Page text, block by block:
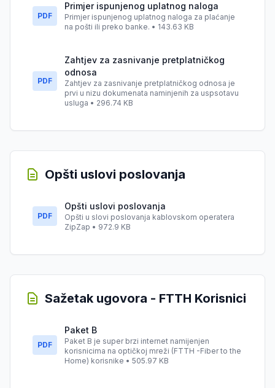
PDF
Primjer ispunjenog uplatnog naloga
Primjer ispunjenog uplatnog naloga za plaćanje
na pošti ili preko banke. • 143.63 KB
PDF
Zahtjev za zasnivanje pretplatničkog
odnosa
Zahtjev za zasnivanje pretplatničkog odnosa je
prvi u nizu dokumenata naminjenih za uspsotavu
usluga • 296.74 KB
Opšti uslovi poslovanja
PDF
Opšti uslovi poslovanja
Opšti u slovi poslovanja kablovskom operatera
ZipZap • 972.9 KB
Sažetak ugovora - FTTH Korisnici
PDF
Paket B
Paket B je super brzi internet namijenjen
korisnicima na optičkoj mreži (FTTH -Fiber to the
Home) korisnike • 505.97 KB